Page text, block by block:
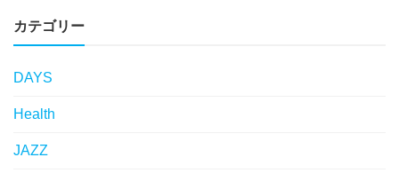
カテゴリー
DAYS
Health
JAZZ